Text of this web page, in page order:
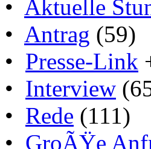
• Aktuelle
• Antrag (59)
• Presse-Link
• Interview
• Rede (111)
• GroÃŸe